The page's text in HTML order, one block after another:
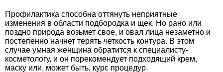
Профилактика способна оттянуть неприятные
изменения в области подбородка и щек. Но рано или
поздно природа возьмет свое, и овал лица незаметно и
постепенно начнет терять четкость контура. В этом
случае умная женщина обратится к специалисту-
косметологу, и он порекомендует подходящий крем,
маску или, может быть, курс процедур.